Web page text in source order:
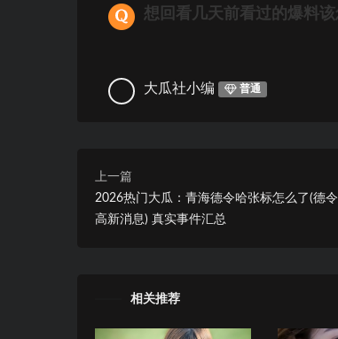
想回看几天前看过的爆料该
大瓜社小编 普通
上一篇
2026热门大瓜：青海德令哈张标怎么了(德
高新消息) 真实事件汇总
相关推荐